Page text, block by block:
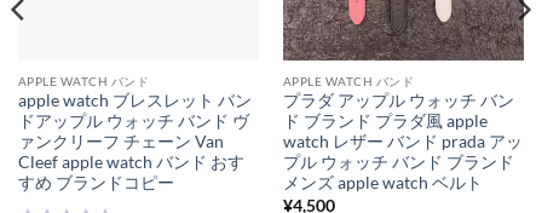
APPLE WATCH バンド
apple watch ブレスレット バン
ドアップル ウォッチ バンド ヴ
ァンクリーフ チェーン Van
Cleef apple watch バンド おす
すめ ブランドコピー
APPLE WATCH バンド
プラダ アップル ウォッチ バン
ド ブランド プラダ風 apple
watch レザー バンド prada アッ
プル ウォッチ バンド ブランド
メンズ apple watch ベルト
¥4,500